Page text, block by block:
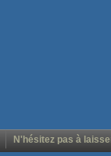
N'hésitez pas à